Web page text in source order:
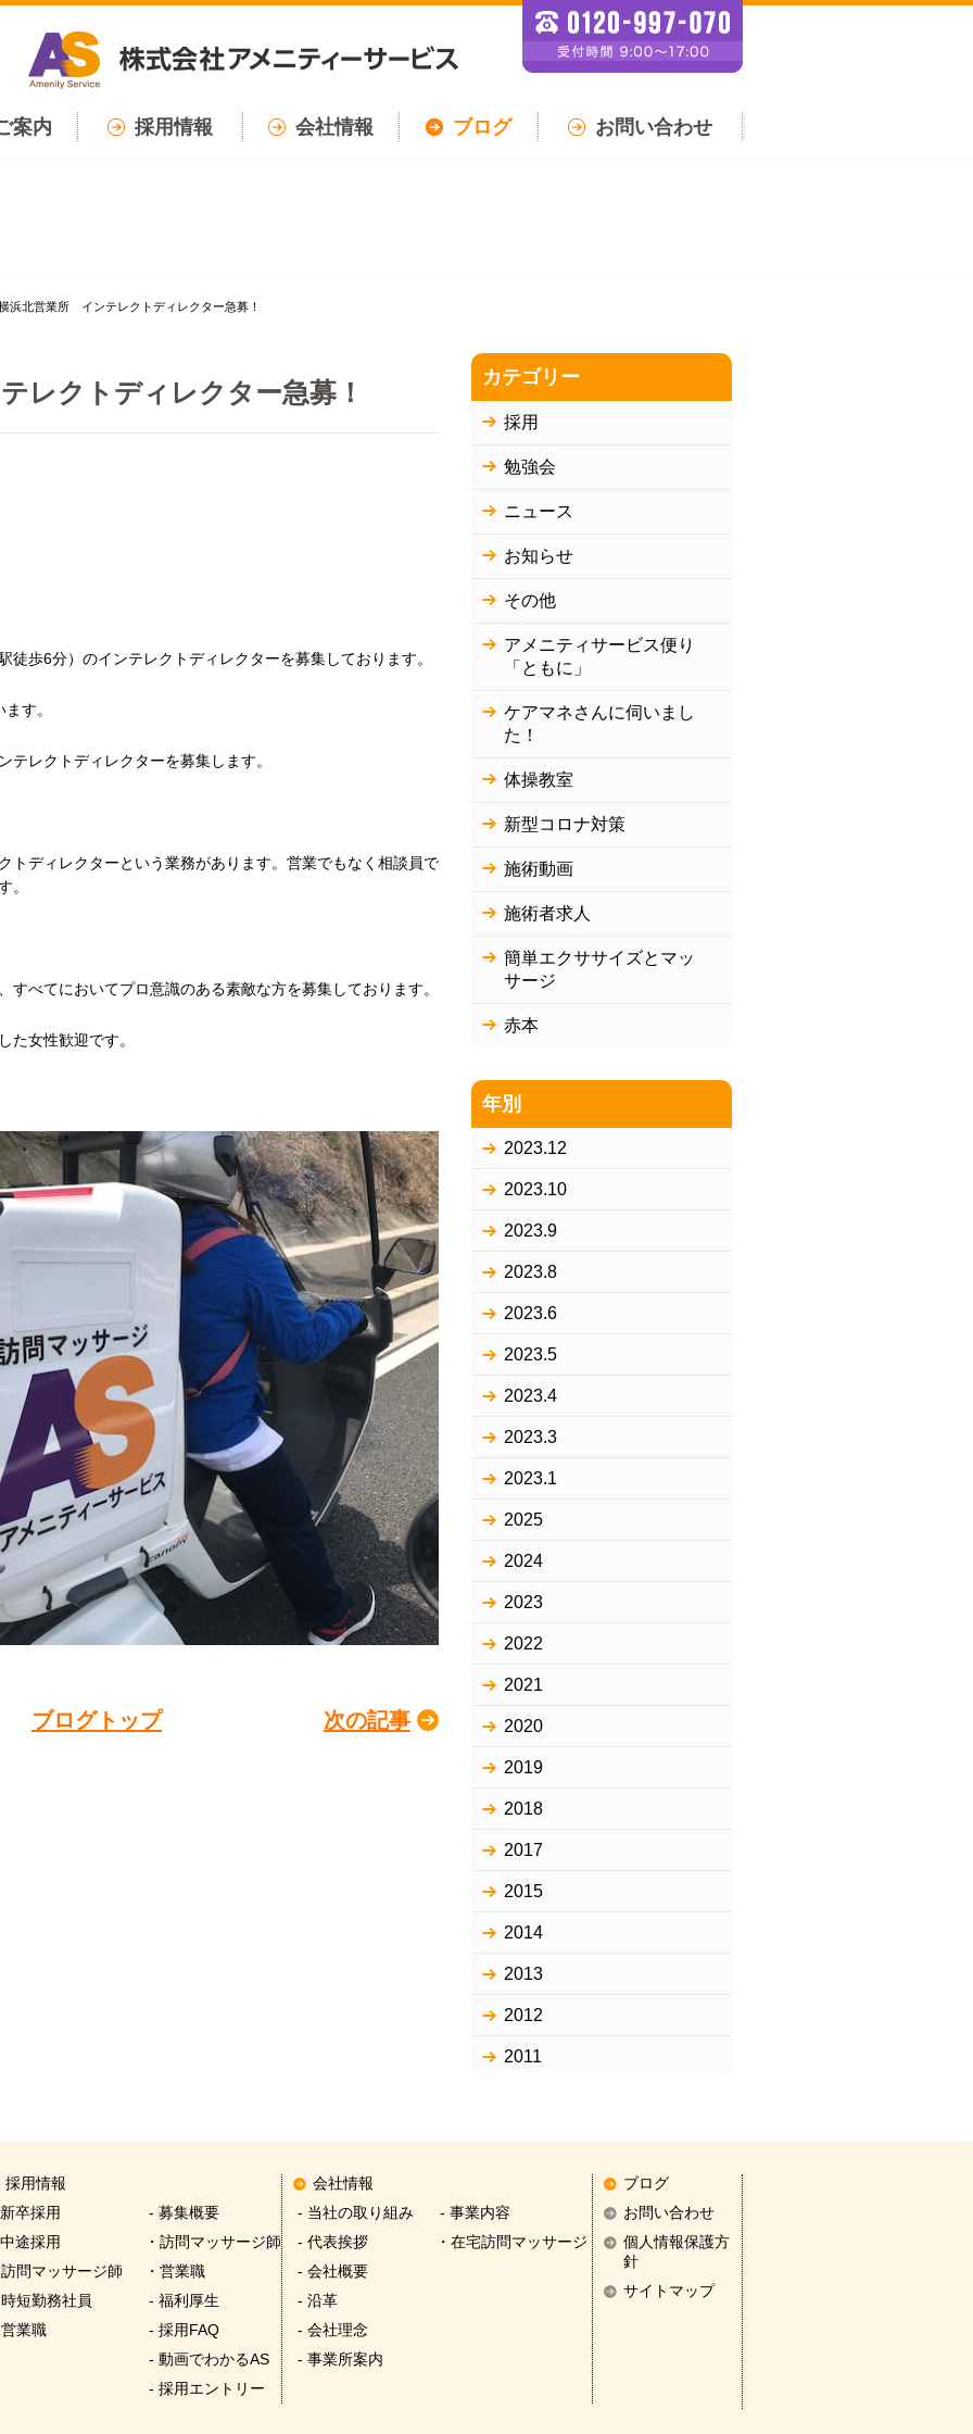
案内 採用情報 会社情報 ブログ お問い合わせ
浜北営業所 インテレクトディレクター急募！
レクトディレクター急募！
歩6分）のインテレクトディレクターを募集しております。
す。
テレクトディレクターを募集します。
トディレクターという業務があります。営業でもなく相談員で
。
すべてにおいてプロ意識のある素敵な方を募集しております。
た女性歓迎です。
ブログトップ 次の記事
カテゴリー
採用
勉強会
ニュース
お知らせ
その他
アメニティサービス便り
「ともに」
ケアマネさんに伺いまし
た！
体操教室
新型コロナ対策
施術動画
施術者求人
簡単エクササイズとマッ
サージ
赤本
年別
2023.12
2023.10
2023.9
2023.8
2023.6
2023.5
2023.4
2023.3
2023.1
2025
2024
2023
2022
2021
2020
2019
2018
2017
2015
2014
2013
2012
2011
採用情報
卒採用
途採用
問マッサージ師
短勤務社員
業職
- 募集概要
・訪問マッサージ師
・営業職
- 福利厚生
- 採用FAQ
- 動画でわかるAS
- 採用エントリー
会社情報
- 当社の取り組み
- 代表挨拶
- 会社概要
- 沿革
- 会社理念
- 事業所案内
- 事業内容
・在宅訪問マッサージ
ブログ
お問い合わせ
個人情報保護方
針
サイトマップ